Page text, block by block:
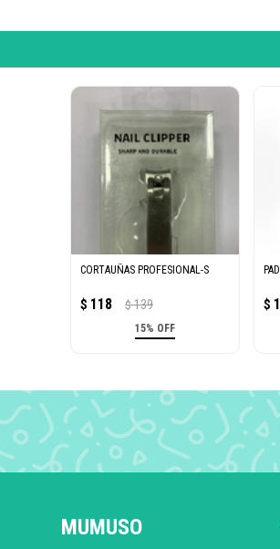
CORTAUÑAS PROFESIONAL-S
$ 118 $ 139
15% OFF
$
MUMUSO